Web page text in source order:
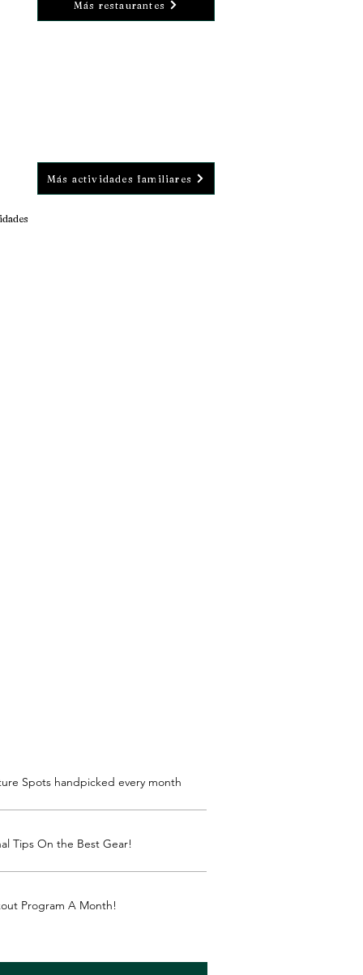
Más restaurantes
Más actividades familiares
Spots handpicked every month
Tips On the Best Gear!
Program A Month!